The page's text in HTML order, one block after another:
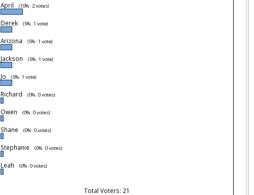
April (10% : 2 votes)
Derek (5% : 1 vote)
Arizona (5% : 1 vote)
Jackson (5% : 1 vote)
Jo (5% : 1 vote)
Richard (0% : 0 votes)
Owen (0% : 0 votes)
Shane (0% : 0 votes)
Stephanie (0% : 0 votes)
Leah (0% : 0 votes)
Total Voters: 21